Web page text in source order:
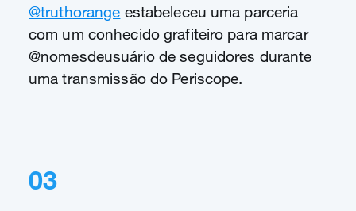
@truthorange estabeleceu uma parceria
com um conhecido grafiteiro para marcar
@nomesdeusuário de seguidores durante
uma transmissão do Periscope.
03